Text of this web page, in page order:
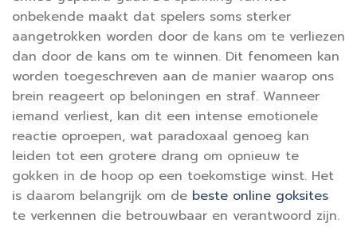
onbekende maakt dat spelers soms sterker
aangetrokken worden door de kans om te verliezen
dan door de kans om te winnen. Dit fenomeen kan
worden toegeschreven aan de manier waarop ons
brein reageert op beloningen en straf. Wanneer
iemand verliest, kan dit een intense emotionele
reactie oproepen, wat paradoxaal genoeg kan
leiden tot een grotere drang om opnieuw te
gokken in de hoop op een toekomstige winst. Het
is daarom belangrijk om de beste online goksites
te verkennen die betrouwbaar en verantwoord zijn.